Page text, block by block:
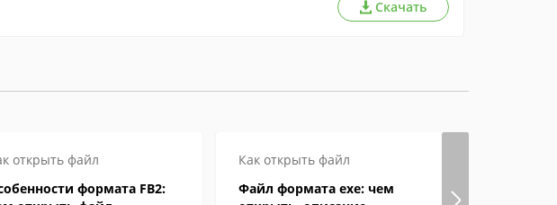
Скачать
открыть файл
формата FB2:
Как открыть файл
Файл формата exe: чем